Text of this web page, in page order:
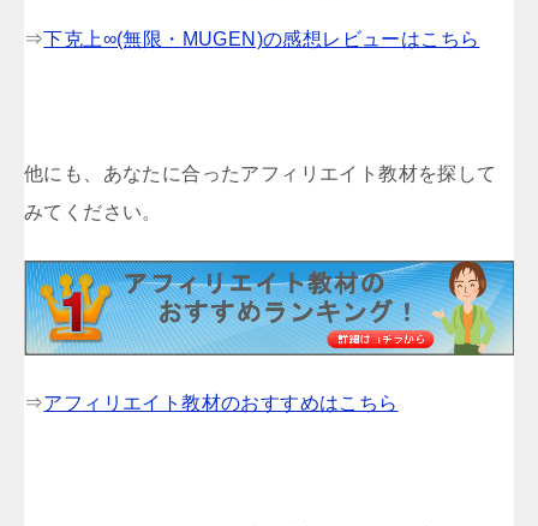
⇒下克上∞(無限・MUGEN)の感想レビューはこちら
他にも、あなたに合ったアフィリエイト教材を探して
みてください。
⇒アフィリエイト教材のおすすめはこちら